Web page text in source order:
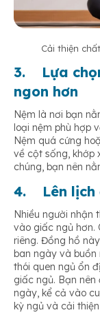
Cải thiện
3. Lựa
ngon hơn
Nệm là nơi bạn
loại nệm phù hợp
Nệm quá cứng
về cột sống, khớp
chúng, bạn nên
4. Lên
Nhiều người nhận
vào giấc ngủ hơn.
riêng. Đồng hồ
ban ngày và buồn
thói quen ngủ ổn
giấc ngủ. Bạn
ngày, kể cả vào
kỳ ngủ và cải